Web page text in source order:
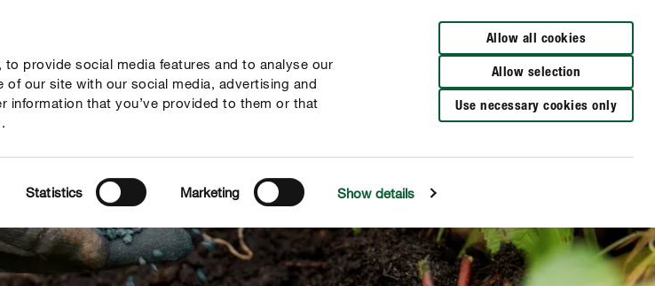
provide social media features and to analyse our
our site with our social media, advertising and
information that you’ve provided to them or that
Statistics Marketing Show details
Allow all cookies
Allow selection
Use necessary cookies only
Verkooppunten
Tot je dienst Onderneming